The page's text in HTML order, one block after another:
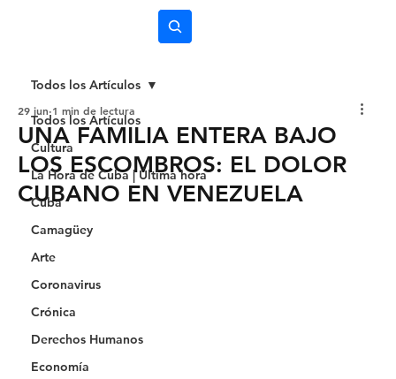
Todos los Artículos
Cultura
La Hora de Cuba | Última hora
Cuba
Camagüey
Arte
Coronavirus
Crónica
Derechos Humanos
Economía
Todos los Artículos
UNA FAMILIA ENTERA BAJO
LOS ESCOMBROS: EL DOLOR
CUBANO EN VENEZUELA
29 jun 1 min de lectura